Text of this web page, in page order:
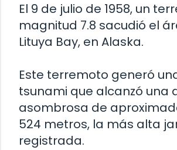
El 9 de julio de 1958, un
magnitud 7.8 sacudió el
Lituya Bay, en Alaska.
Este terremoto generó
tsunami que alcanzó una
asombrosa de
524 metros, la más alta
registrada.